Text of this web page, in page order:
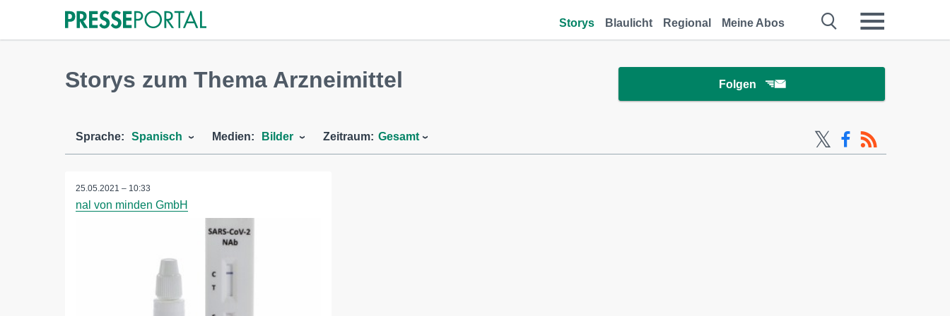
Storys Blaulicht Regional Meine Abos
Storys zum Thema Arzneimittel Folgen
Sprache: Spanisch Medien: Bilder Zeitraum: Gesamt
25.05.2021 – 10:33
nal von minden GmbH